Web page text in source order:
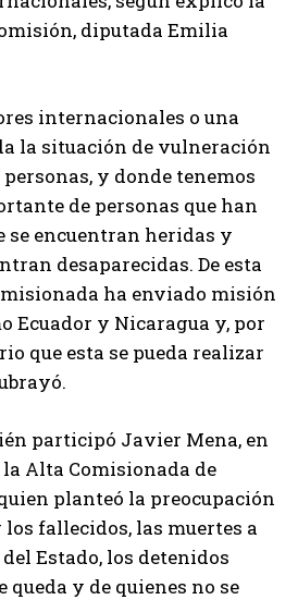
diputada Emilia
internacionales o una
la situación de vulneración
personas, y donde tenemos
de personas que han
se encuentran heridas y
desaparecidas. De esta
ha enviado misión
Ecuador y Nicaragua y, por
que esta se pueda realizar
participó Javier Mena, en
Alta Comisionada de
quien planteó la preocupación
fallecidos, las muertes a
Estado, los detenidos
queda y de quienes no se